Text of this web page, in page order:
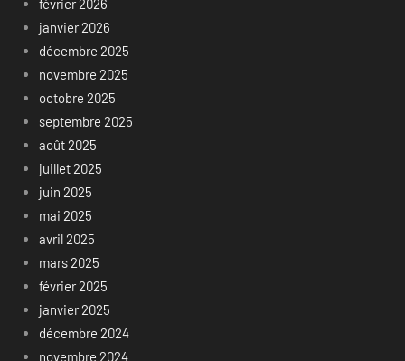
février 2026
janvier 2026
décembre 2025
novembre 2025
octobre 2025
septembre 2025
août 2025
juillet 2025
juin 2025
mai 2025
avril 2025
mars 2025
février 2025
janvier 2025
décembre 2024
novembre 2024